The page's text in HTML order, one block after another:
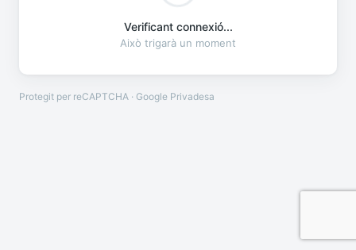
Verificant connexió...
Això trigarà un moment
Protegit per reCAPTCHA · Google Privadesa